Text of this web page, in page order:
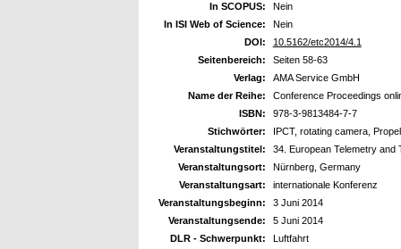
In SCOPUS:
Nein
In ISI Web of Science:
Nein
DOI:
10.5162/etc2014/4.1
Seitenbereich:
Seiten 58-63
Verlag:
AMA Service GmbH
Name der Reihe:
Conference Proceedings
ISBN:
978-3-9813484-7-7
Stichwörter:
IPCT, rotating camera,
Veranstaltungstitel:
34. European Telemetry and
Veranstaltungsort:
Nürnberg, Germany
Veranstaltungsart:
internationale Konferenz
Veranstaltungsbeginn:
3 Juni 2014
Veranstaltungsende:
5 Juni 2014
DLR - Schwerpunkt:
Luftfahrt